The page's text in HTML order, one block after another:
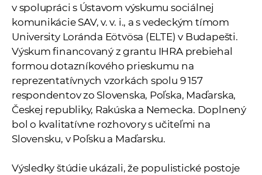
V
v spolupráci s Ústavom výskumu sociálnej
komunikácie SAV, v. v. i., a s vedeckým tímom
University Loránda Eötvösa (ELTE) v Budapešti.
Výskum financovaný z grantu IHRA prebiehal
formou dotazníkového prieskumu na
reprezentatívnych vzorkách spolu 9 157
respondentov zo Slovenska, Poľska, Maďarska,
Českej republiky, Rakúska a Nemecka. Doplnený
bol o kvalitatívne rozhovory s učiteľmi na
Slovensku, v Poľsku a Maďarsku.
Výsledky štúdie ukázali, že populistické postoje